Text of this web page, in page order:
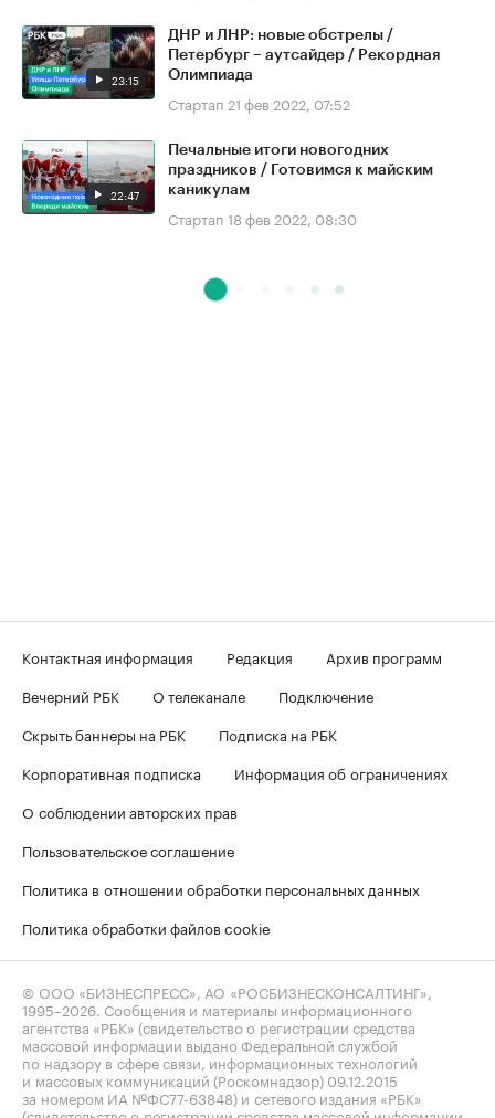
23:15
ДНР и ЛНР: новые обстрелы /
Петербург – аутсайдер / Рекордная
Олимпиада
Стартап 21 фев 2022, 07:52
22:47
Печальные итоги новогодних
праздников / Готовимся к майским
каникулам
Стартап 18 фев 2022, 08:30
Контактная информация Редакция
Архив программ
Вечерний РБК
О телеканале
Подключение
Скрыть баннеры на РБК
Подписка на РБК
Корпоративная подписка
Информация об ограничениях
О соблюдении авторских прав
Пользовательское соглашение
Политика в отношении обработки персональных данных
Политика обработки файлов cookie
© ООО «БИЗНЕСПРЕСС», АО «РОСБИЗНЕСКОНСАЛТИНГ»,
1995–2026 . Сообщения и материалы информационного
агентства «РБК» (свидетельство о регистрации средства
массовой информации выдано Федеральной службой
по надзору в сфере связи, информационных технологий
и массовых коммуникаций (Роскомнадзор) 09.12.2015
за номером ИА №ФС77-63848) и сетевого издания «РБК»